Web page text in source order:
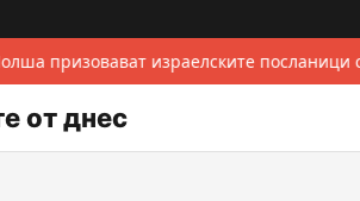
призовават израелските посланици
от днес